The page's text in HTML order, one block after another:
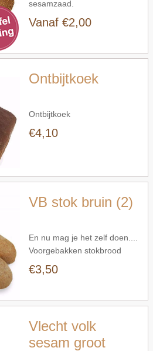
sesamzaad.
Vanaf €2,00
Ontbijtkoek
Ontbijtkoek
€4,10
VB stok bruin (2)
En nu mag je het zelf doen....
Voorgebakken stokbrood
bruin.. 2 stuks vers op tafel.
€3,50
Vlecht volk
sesam groot